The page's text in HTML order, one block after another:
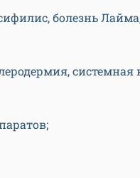
болезнь
системная